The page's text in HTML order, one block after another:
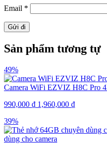
Email *
Sản phẩm tương tự
49%
Camera WiFi EZVIZ H8C Pro
990,000 ₫ 1,960,000 ₫
39%
dùng cho camera